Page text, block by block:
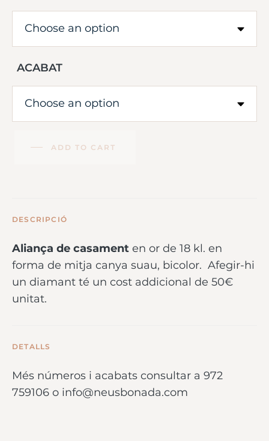
ACABAT
ADD TO CART
DESCRIPCIÓ
Aliança de casament en or de 18 kl. en
forma de mitja canya suau, bicolor. Afegir-hi
un diamant té un cost addicional de 50€
unitat.
DETALLS
Més números i acabats consultar a 972
759106 o info@neusbonada.com